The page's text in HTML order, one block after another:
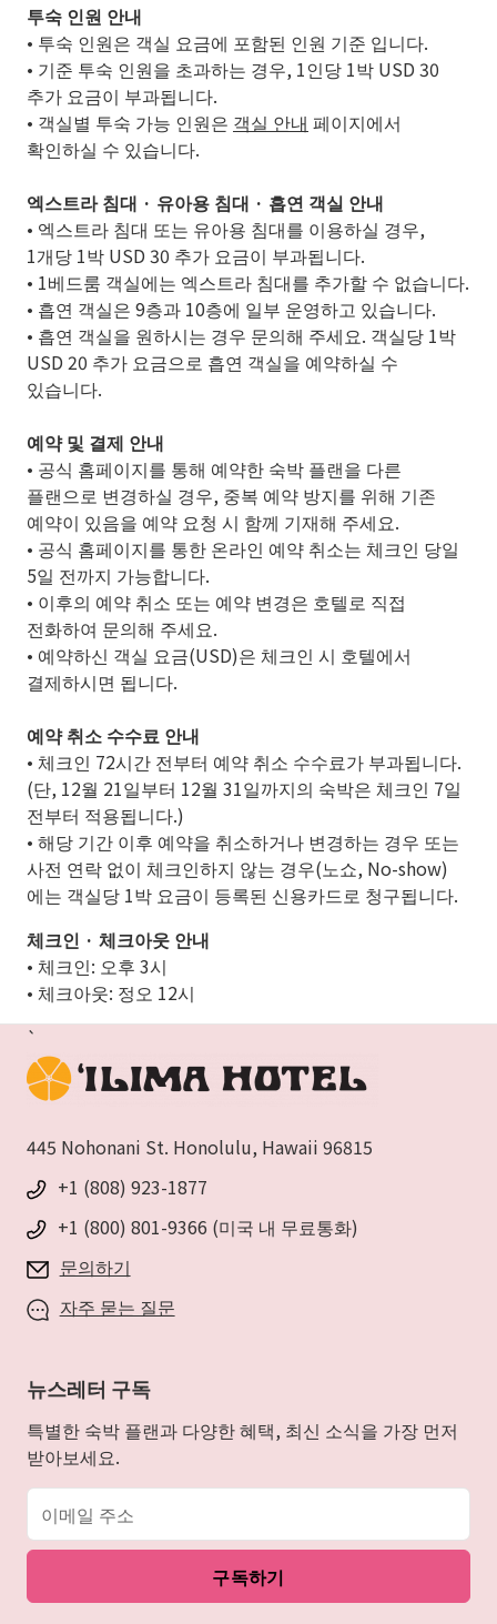
투숙 인원 안내
• 투숙 인원은 객실 요금에 포함된 인원 기준 입니다.
• 기준 투숙 인원을 초과하는 경우, 1인당 1박 USD 30
추가 요금이 부과됩니다.
• 객실별 투숙 가능 인원은 객실 안내 페이지에서
확인하실 수 있습니다.
엑스트라 침대 · 유아용 침대 · 흡연 객실 안내
• 엑스트라 침대 또는 유아용 침대를 이용하실 경우,
1개당 1박 USD 30 추가 요금이 부과됩니다.
• 1베드룸 객실에는 엑스트라 침대를 추가할 수 없습니다.
• 흡연 객실은 9층과 10층에 일부 운영하고 있습니다.
• 흡연 객실을 원하시는 경우 문의해 주세요. 객실당 1박
USD 20 추가 요금으로 흡연 객실을 예약하실 수
있습니다.
예약 및 결제 안내
• 공식 홈페이지를 통해 예약한 숙박 플랜을 다른
플랜으로 변경하실 경우, 중복 예약 방지를 위해 기존
예약이 있음을 예약 요청 시 함께 기재해 주세요.
• 공식 홈페이지를 통한 온라인 예약 취소는 체크인 당일
5일 전까지 가능합니다.
• 이후의 예약 취소 또는 예약 변경은 호텔로 직접
전화하여 문의해 주세요.
• 예약하신 객실 요금(USD)은 체크인 시 호텔에서
결제하시면 됩니다.
예약 취소 수수료 안내
• 체크인 72시간 전부터 예약 취소 수수료가 부과됩니다.
(단, 12월 21일부터 12월 31일까지의 숙박은 체크인 7일
전부터 적용됩니다.)
• 해당 기간 이후 예약을 취소하거나 변경하는 경우 또는
사전 연락 없이 체크인하지 않는 경우(노쇼, No-show)
에는 객실당 1박 요금이 등록된 신용카드로 청구됩니다.
체크인 · 체크아웃 안내
• 체크인: 오후 3시
• 체크아웃: 정오 12시
フッター
`
445 Nohonani St. Honolulu, Hawaii 96815
+1 (808) 923-1877
+1 (800) 801-9366 (미국 내 무료통화)
문의하기
자주 묻는 질문
뉴스레터 구독
특별한 숙박 플랜과 다양한 혜택, 최신 소식을 가장 먼저
받아보세요.
이메일 주소
구독하기